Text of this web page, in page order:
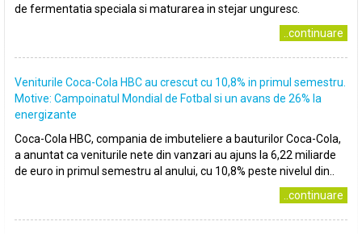
de fermentatia speciala si maturarea in stejar unguresc.
..continuare
Veniturile Coca-Cola HBC au crescut cu 10,8% in primul semestru.
Motive: Campoinatul Mondial de Fotbal si un avans de 26% la
energizante
Coca-Cola HBC, compania de imbuteliere a bauturilor Coca-Cola,
a anuntat ca veniturile nete din vanzari au ajuns la 6,22 miliarde
de euro in primul semestru al anului, cu 10,8% peste nivelul din..
..continuare